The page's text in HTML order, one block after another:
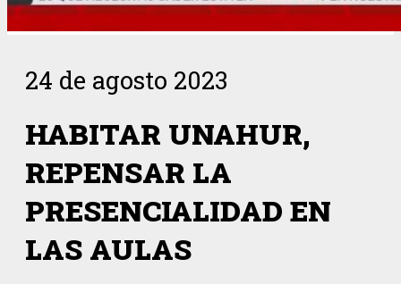
24 de agosto 2023
HABITAR UNAHUR,
REPENSAR LA
PRESENCIALIDAD EN
LAS AULAS